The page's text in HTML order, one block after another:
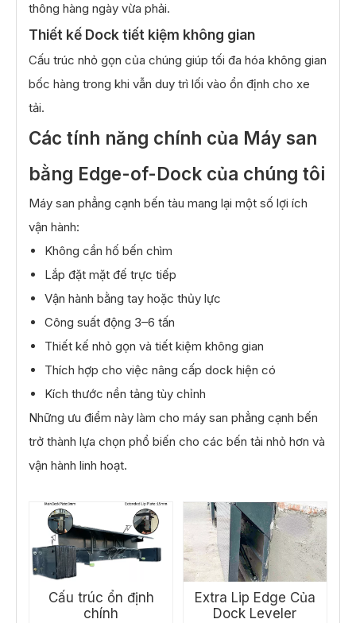
thông hàng ngày vừa phải.
Thiết kế Dock tiết kiệm không gian
Cấu trúc nhỏ gọn của chúng giúp tối đa hóa không gian
bốc hàng trong khi vẫn duy trì lối vào ổn định cho xe
tải.
Các tính năng chính của Máy san
bằng Edge-of-Dock của chúng tôi
Máy san phẳng cạnh bến tàu mang lại một số lợi ích
vận hành:
Không cần hố bến chìm
Lắp đặt mặt đế trực tiếp
Vận hành bằng tay hoặc thủy lực
Công suất động 3–6 tấn
Thiết kế nhỏ gọn và tiết kiệm không gian
Thích hợp cho việc nâng cấp dock hiện có
Kích thước nền tảng tùy chỉnh
Những ưu điểm này làm cho máy san phẳng cạnh bến
trở thành lựa chọn phổ biến cho các bến tải nhỏ hơn và
vận hành linh hoạt.
Cấu trúc ổn định
chính
Extra Lip Edge Của
Dock Leveler